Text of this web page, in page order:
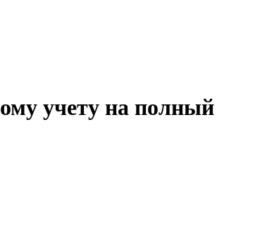
учету на полный